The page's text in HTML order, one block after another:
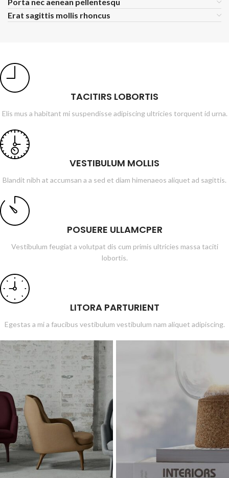
Erat sagittis mollis rhoncus
TACITIRS LOBORTIS
Elis mus a habitant mi suspendisse adipiscing ultricies torquent id urna.
VESTIBULUM MOLLIS
Blandit nibh at accumsan a a sed et diam himenaeos aliquet ad sagittis.
POSUERE ULLAMCPER
Vestibulum feugiat a volutpat dis cum primis ultricies massa taciti
lobortis.
LITORA PARTURIENT
Egestas a mi a faucibus vestibulum vestibulum nam aliquet adipiscing.